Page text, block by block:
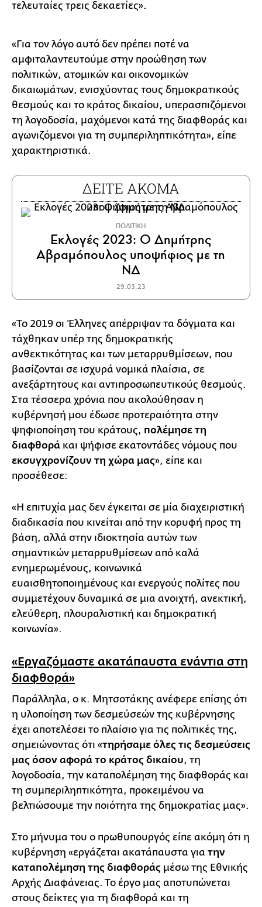
τελευταίες τρεις δεκαετίες».
«Για τον λόγο αυτό δεν πρέπει ποτέ να
αμφιταλαντευτούμε στην προώθηση των
πολιτικών, ατομικών και οικονομικών
δικαιωμάτων, ενισχύοντας τους δημοκρατικούς
θεσμούς και το κράτος δικαίου, υπερασπιζόμενοι
τη λογοδοσία, μαχόμενοι κατά της διαφθοράς και
αγωνιζόμενοι για τη συμπεριληπτικότητα», είπε
χαρακτηριστικά.
ΔΕΙΤΕ ΑΚΟΜΑ
ΠΟΛΙΤΙΚΗ
Εκλογές 2023: Ο Δημήτρης
Αβραμόπουλος υποψήφιος με τη
ΝΔ
29.03.23
«Το 2019 οι Έλληνες απέρριψαν τα δόγματα και
τάχθηκαν υπέρ της δημοκρατικής
ανθεκτικότητας και των μεταρρυθμίσεων, που
βασίζονται σε ισχυρά νομικά πλαίσια, σε
ανεξάρτητους και αντιπροσωπευτικούς θεσμούς.
Στα τέσσερα χρόνια που ακολούθησαν η
κυβέρνησή μου έδωσε προτεραιότητα στην
ψηφιοποίηση του κράτους, πολέμησε τη
διαφθορά και ψήφισε εκατοντάδες νόμους που
εκσυγχρονίζουν τη χώρα μας», είπε και
προσέθεσε:
«Η επιτυχία μας δεν έγκειται σε μία διαχειριστική
διαδικασία που κινείται από την κορυφή προς τη
βάση, αλλά στην ιδιοκτησία αυτών των
σημαντικών μεταρρυθμίσεων από καλά
ενημερωμένους, κοινωνικά
ευαισθητοποιημένους και ενεργούς πολίτες που
συμμετέχουν δυναμικά σε μια ανοιχτή, ανεκτική,
ελεύθερη, πλουραλιστική και δημοκρατική
κοινωνία».
«Εργαζόμαστε ακατάπαυστα ενάντια στη
διαφθορά»
Παράλληλα, ο κ. Μητσοτάκης ανέφερε επίσης ότι
η υλοποίηση των δεσμεύσεών της κυβέρνησης
έχει αποτελέσει το πλαίσιο για τις πολιτικές της,
σημειώνοντας ότι «τηρήσαμε όλες τις δεσμεύσεις
μας όσον αφορά το κράτος δικαίου, τη
λογοδοσία, την καταπολέμηση της διαφθοράς και
τη συμπεριληπτικότητα, προκειμένου να
βελτιώσουμε την ποιότητα της δημοκρατίας μας».
Στο μήνυμα του ο πρωθυπουργός είπε ακόμη ότι η
κυβέρνηση «εργάζεται ακατάπαυστα για την
καταπολέμηση της διαφθοράς μέσω της Εθνικής
Αρχής Διαφάνειας. Το έργο μας αποτυπώνεται
στους δείκτες για τη διαφθορά και τη